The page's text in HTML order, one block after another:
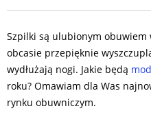
Szpilki są ulubionym obuwiem
obcasie przepięknie
wydłużają nogi. Jakie będą
roku? Omawiam dla Was
rynku obuwniczym.